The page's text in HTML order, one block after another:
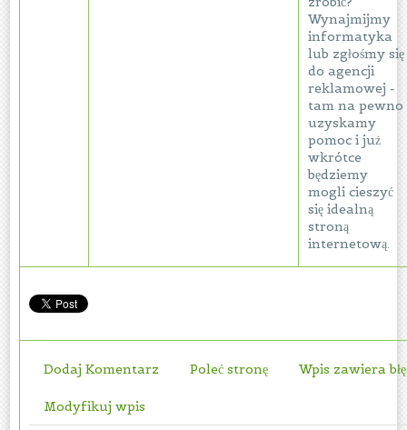
Wynajmijmy
informatyka
lub zgłośmy się
do agencji
reklamowej -
tam na pewno
uzyskamy
pomoc i już
wkrótce
będziemy
mogli cieszyć
się idealną
stroną
internetową.
Dodaj Komentarz Poleć stronę Wpis zawiera
Modyfikuj wpis